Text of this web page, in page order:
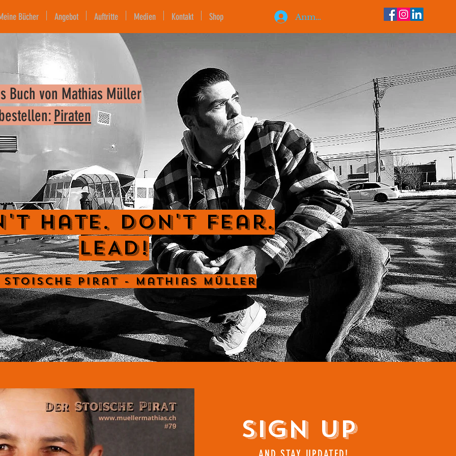
Anmelden
Buch von Mathias Müller
Piraten
Hate. Don't Fear.
LEAD!
Stoische Pirat - Mathias Müller
Sign Up
Bücher Angebot Auftritte Medien Kontakt Shop